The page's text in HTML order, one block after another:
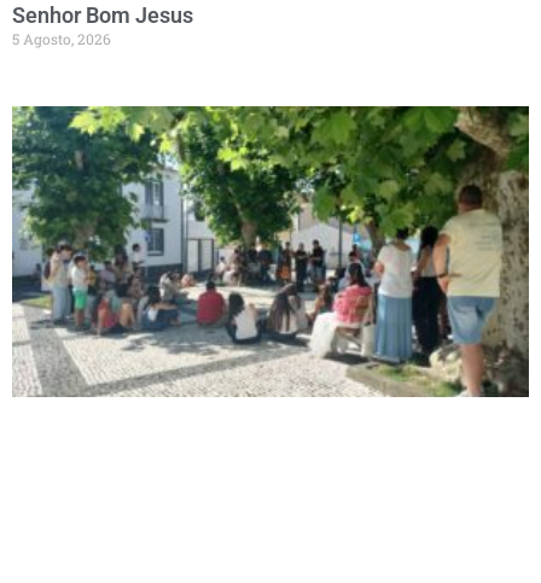
Senhor Bom Jesus
5 Agosto, 2026